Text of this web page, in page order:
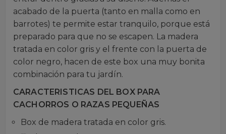
acabado de la puerta (tanto en malla como en
barrotes) te permite estar tranquilo, porque está
preparado para que no se escapen. La madera
tratada en color gris y el frente con la puerta de
color negro, hacen de este box una muy bonita
combinación para tu jardín.
CARACTERISTICAS DEL BOX PARA
CACHORROS O RAZAS PEQUEÑAS
Box de madera tratada en color gris.